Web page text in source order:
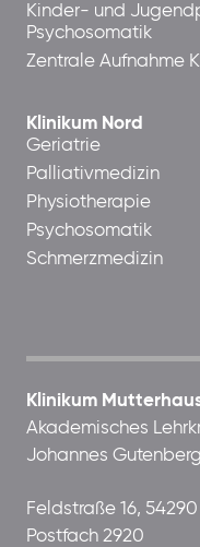
Kinder- und
Psychosomatik
Zentrale Aufnahme
Klinikum Nord
Geriatrie
Palliativmedizin
Physiotherapie
Psychosomatik
Schmerzmedizin
Klinikum
Akademisches
Johannes
Feldstraße 16, 54290
Postfach 2920